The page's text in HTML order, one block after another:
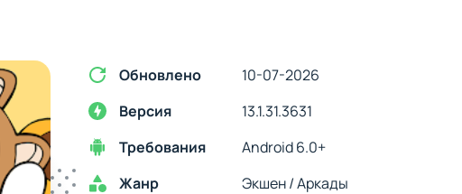
Обновлено
10-07-2026
Версия
13.1.31.3631
Требования
Android 6.0+
Жанр
Экшен / Аркады